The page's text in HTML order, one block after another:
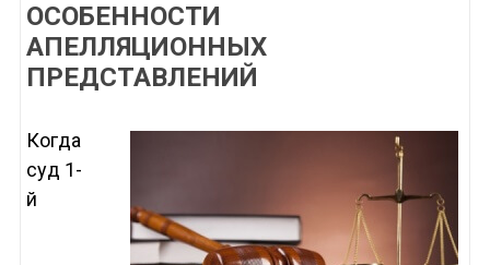
ОСОБЕННОСТИ
АПЕЛЛЯЦИОННЫХ
ПРЕДСТАВЛЕНИЙ
Когда
суд 1-
й